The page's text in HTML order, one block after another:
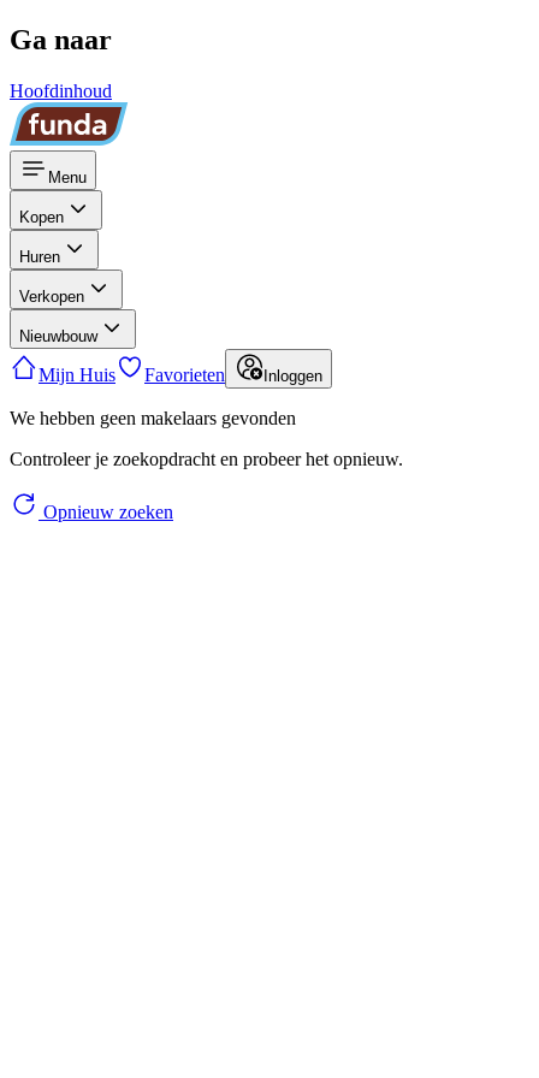
Ga naar
Hoofdinhoud
Menu
Kopen
Huren
Verkopen
Nieuwbouw
Mijn Huis Favorieten Inloggen
We hebben geen makelaars gevonden
Controleer je zoekopdracht en probeer het opnieuw.
Opnieuw zoeken